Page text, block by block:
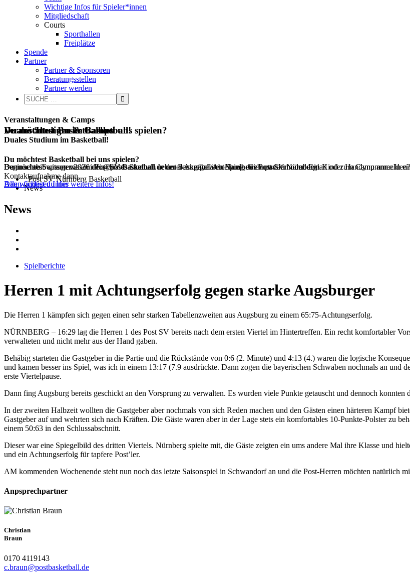
Wichtige Infos für Spieler*innen
Mitgliedschaft
Courts
Sporthallen
Freiplätze
Spende
Partner
Partner & Sponsoren
Beratungsstellen
Partner werden
Veranstaltungen & Camps
Du möchtest wissen was im Post SV Basketball neben dem regulären Spielbetrieb passiert oder dein Kind zum Camp anmelden?
Dann findest du hier weitere Infos!
Duales Studium im Basketball!
Beginne ab Septemer 2026 dein duales Studium in der Basketball Abteilung des Post SV Nürnberg!
Alle wichtigen Infos
Du möchtest Basketball bei uns spielen?
Dann schreib uns gerne an info@postbasketball.de unter Angabe von Name, Geburtsdatum und Email oder Handynummer.In
Kontaktaufnahme dann.
Veranstaltungen & Camps
Duales Studium im Basketball!
Du möchtest Basketball bei uns spielen?
Post SV Nürnberg Basketball
News
News
Spielberichte
Herren 1 mit Achtungserfolg gegen starke Augsburger
Die Herren 1 kämpfen sich gegen einen sehr starken Tabellenzweiten aus Augsburg zu einem 65:75-Achtungserfolg.
NÜRNBERG – 16:29 lag die Herren 1 des Post SV bereits nach dem ersten Viertel im Hintertreffen. Ein recht komfortabler
verwalteten und nicht mehr aus der Hand gaben.
Behäbig starteten die Gastgeber in die Partie und die Rückstände von 0:6 (2. Minute) und 4:13 (4.) waren die logische
und kamen besser ins Spiel, was ich in einem 13:17 (7.9 ausdrückte. Dann zogen die bayerischen Schwaben nochmals an
erste Viertelpause.
Dann fing Augsburg bereits geschickt an den Vorsprung zu verwalten. Es wurden viele Punkte getauscht und dennoch konnten
In der zweiten Halbzeit wollten die Gastgeber aber nochmals von sich Reden machen und den Gästen einen härteren Kampf
Gastgeber auf und wehrten sich nach Kräften. Die Gäste waren aber in der Lage stets ein komfortables 10-Punkte-Polster zu
einem 50:63 in den Schlussabschnitt.
Dieser war eine Spiegelbild des dritten Viertels. Nürnberg spielte mit, die Gäste zeigten ein ums andere Mal ihre Klasse und
und ein Achtungserfolg für tapfere Post’ler.
AM kommenden Wochenende steht nun noch das letzte Saisonspiel in Schwandorf an und die Post-Herren möchten natürlich
Anpsprechpartner
Christian
Braun
0170 4119143
c.braun@postbasketball.de